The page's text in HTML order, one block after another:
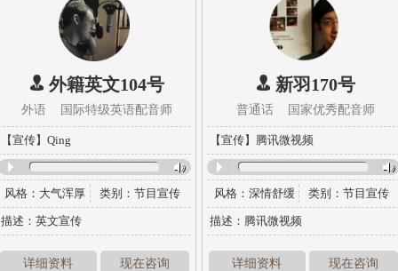
外籍英文104号
外语 国际特级英语配音师
【宣传】Qing
风格： 大气浑厚 类别： 节目宣传
描述：英文宣传
详细资料 现在咨询
新羽170号
普通话 国家优秀配音师
【宣传】腾讯微视频
风格： 深情舒缓 类别： 节目宣传
描述：腾讯微视频
详细资料 现在咨询